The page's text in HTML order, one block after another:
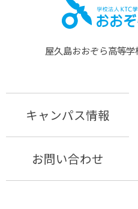
屋久島おおぞら⾼等学
キャンパス情報
お問い合わせ